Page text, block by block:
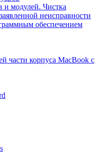
и модулей. Чистка
неисправности
обеспечением
части корпуса MacBook с